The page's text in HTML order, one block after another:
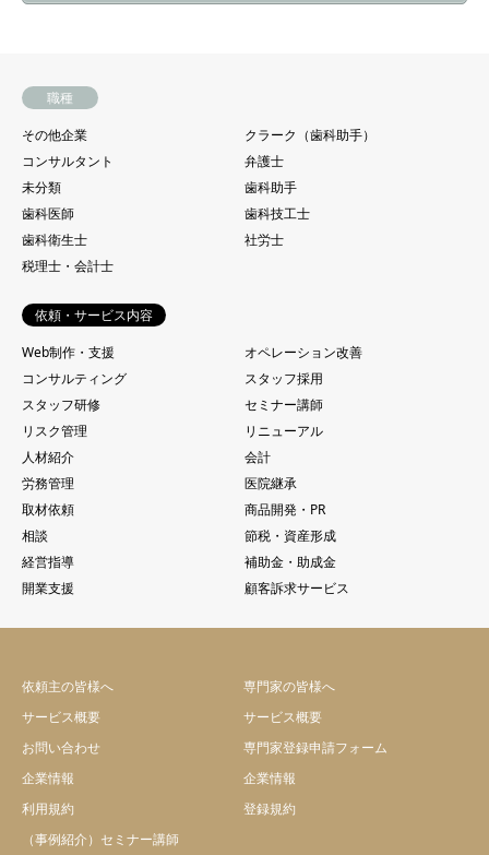
職種
その他企業
クラーク（歯科助手）
コンサルタント
弁護士
未分類
歯科助手
歯科医師
歯科技工士
歯科衛生士
社労士
税理士・会計士
依頼・サービス内容
Web制作・支援
オペレーション改善
コンサルティング
スタッフ採用
スタッフ研修
セミナー講師
リスク管理
リニューアル
人材紹介
会計
労務管理
医院継承
取材依頼
商品開発・PR
相談
節税・資産形成
経営指導
補助金・助成金
開業支援
顧客訴求サービス
依頼主の皆様へ
サービス概要
お問い合わせ
企業情報
利用規約
（事例紹介）セミナー講師
専門家の皆様へ
サービス概要
専門家登録申請フォーム
企業情報
登録規約